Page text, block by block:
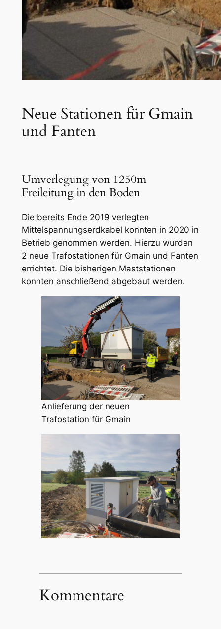
Neue Stationen für Gmain
und Fanten
Umverlegung von 1250m
Freileitung in den Boden
Die bereits Ende 2019 verlegten
Mittelspannungserdkabel konnten in 2020 in
Betrieb genommen werden. Hierzu wurden
2 neue Trafostationen für Gmain und Fanten
errichtet. Die bisherigen Maststationen
konnten anschließend abgebaut werden.
Anlieferung der neuen
Trafostation für Gmain
Kommentare